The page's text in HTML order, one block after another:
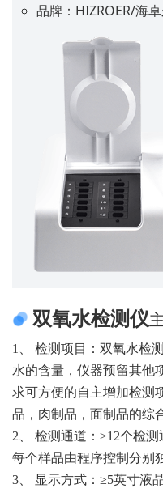
品牌：HIZROER/海
双氧水检测仪
1、 检测项目：双氧水检
水的含量，仪器预留其他
求可方便的自主增加检测
品，肉制品，面制品的综
2、 检测通道：≥12个检
每个样品由程序控制分别
3、 显示方式：≥5英寸液